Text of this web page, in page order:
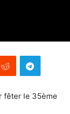
fêter le 35ème